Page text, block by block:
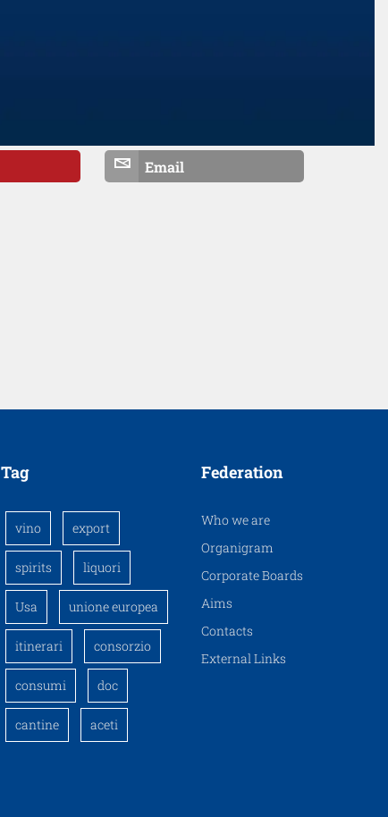
Email
Tag
vino export
spirits liquori
Usa unione europea
itinerari consorzio
consumi doc
cantine aceti
Federation
Who we are
Organigram
Corporate Boards
Aims
Contacts
External Links